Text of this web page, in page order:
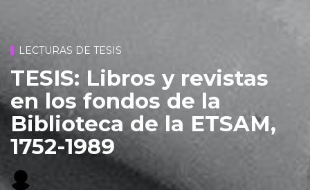
LECTURAS DE TESIS
TESIS: Libros y revistas
en los fondos de la
Biblioteca de la ETSAM,
1752-1989